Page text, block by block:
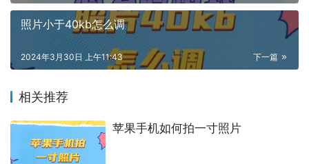
照片小于40kb怎么调
下一篇
2024年3月30日 上午11:43
相关推荐
苹果手机如何拍一寸照片